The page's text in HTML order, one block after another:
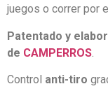
juegos o correr por
Patentado y
de CAMPERROS
Control anti-tiro